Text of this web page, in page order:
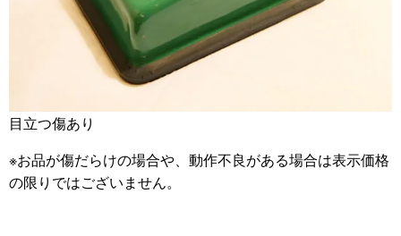
目立つ傷あり
※お品が傷だらけの場合や、動作不良がある場合は表示価格
の限りではございません。